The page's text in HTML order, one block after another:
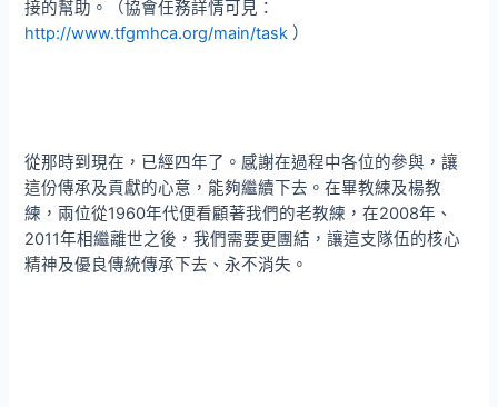
接的幫助。（協會任務詳情可見：
http://www.tfgmhca.org/main/task ）
從那時到現在，已經四年了。感謝在過程中各位的參與，讓
這份傳承及貢獻的心意，能夠繼續下去。在畢教練及楊教
練，兩位從1960年代便看顧著我們的老教練，在2008年、
2011年相繼離世之後，我們需要更團結，讓這支隊伍的核心
精神及優良傳統傳承下去、永不消失。